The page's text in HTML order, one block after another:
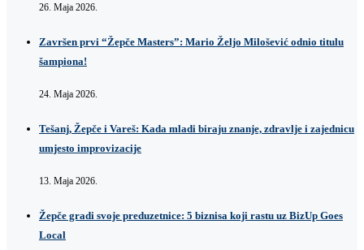
26. Maja 2026.
Završen prvi “Žepče Masters”: Mario Željo Milošević odnio titulu
šampiona!
24. Maja 2026.
Tešanj, Žepče i Vareš: Kada mladi biraju znanje, zdravlje i zajednicu
umjesto improvizacije
13. Maja 2026.
Žepče gradi svoje preduzetnice: 5 biznisa koji rastu uz BizUp Goes
Local